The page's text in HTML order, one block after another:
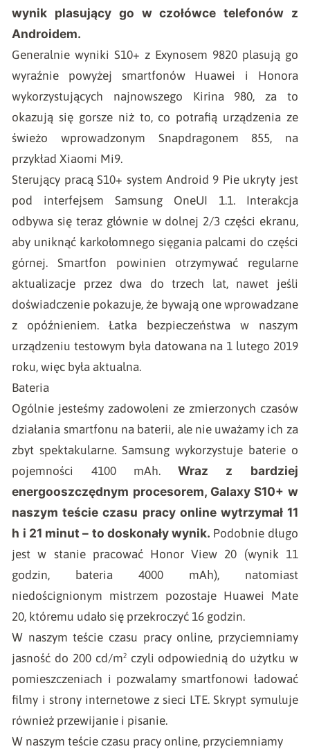
wynik plasujący go w czołówce telefonów z
Androidem.
Generalnie wyniki S10+ z Exynosem 9820 plasują go
wyraźnie powyżej smartfonów Huawei i Honora
wykorzystujących najnowszego Kirina 980, za to
okazują się gorsze niż to, co potrafią urządzenia ze
świeżo wprowadzonym Snapdragonem 855, na
przykład Xiaomi Mi9.
Sterujący pracą S10+ system Android 9 Pie ukryty jest
pod interfejsem Samsung OneUI 1.1. Interakcja
odbywa się teraz głównie w dolnej 2/3 części ekranu,
aby uniknąć karkołomnego sięgania palcami do części
górnej. Smartfon powinien otrzymywać regularne
aktualizacje przez dwa do trzech lat, nawet jeśli
doświadczenie pokazuje, że bywają one wprowadzane
z opóźnieniem. Łatka bezpieczeństwa w naszym
urządzeniu testowym była datowana na 1 lutego 2019
roku, więc była aktualna.
Bateria
Ogólnie jesteśmy zadowoleni ze zmierzonych czasów
działania smartfonu na baterii, ale nie uważamy ich za
zbyt spektakularne. Samsung wykorzystuje baterie o
pojemności 4100 mAh.Wraz z bardziej
energooszczędnym procesorem, Galaxy S10+ w
naszym teście czasu pracy online wytrzymał 11
h i 21 minut – to doskonały wynik. Podobnie długo
jest w stanie pracować Honor View 20 (wynik 11
godzin, bateria 4000 mAh), natomiast
niedoścignionym mistrzem pozostaje Huawei Mate
20, któremu udało się przekroczyć 16 godzin.
W naszym teście czasu pracy online, przyciemniamy
jasność do 200 cd/m² czyli odpowiednią do użytku w
pomieszczeniach i pozwalamy smartfonowi ładować
filmy i strony internetowe z sieci LTE. Skrypt symuluje
również przewijanie i pisanie.
W naszym teście czasu pracy online, przyciemniamy